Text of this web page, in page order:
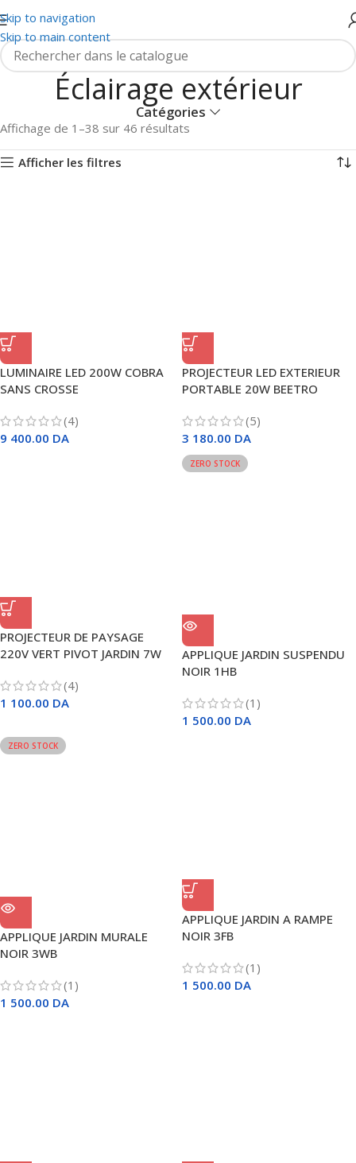
Skip to navigation
Skip to main content
Éclairage extérieur
Catégories
Affichage de 1–38 sur 46 résultats
Afficher les filtres
LUMINAIRE LED 200W COBRA
SANS CROSSE
(4)
9 400.00 DA
PROJECTEUR LED EXTERIEUR
PORTABLE 20W BEETRO
(5)
3 180.00 DA
PROJECTEUR DE PAYSAGE
220V VERT PIVOT JARDIN 7W
(4)
1 100.00 DA
ZERO STOCK
APPLIQUE JARDIN SUSPENDU
NOIR 1HB
(1)
1 500.00 DA
ZERO STOCK
APPLIQUE JARDIN MURALE
NOIR 3WB
(1)
1 500.00 DA
APPLIQUE JARDIN A RAMPE
NOIR 3FB
(1)
1 500.00 DA